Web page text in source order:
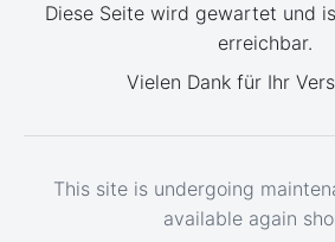
Diese Seite wird gewartet und
erreichbar.
Vielen Dank für Ihr
This site is undergoing
available again